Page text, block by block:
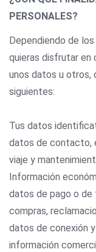
PERSONALES?
Dependiendo de
quieras disfrutar
unos datos u otros,
siguientes:
Tus datos
datos de contacto,
viaje y
Información
datos de pago o de
compras,
datos de conexión
información